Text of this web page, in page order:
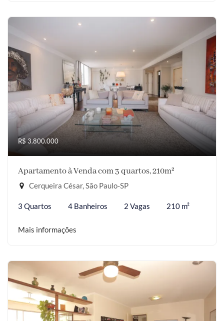
R$ 3.800.000
Apartamento à Venda com 3 quartos, 210m²
Cerqueira César, São Paulo-SP
3 Quartos 4 Banheiros 2 Vagas 210 m²
Mais informações